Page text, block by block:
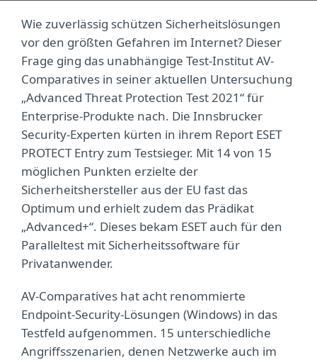
Wie zuverlässig schützen Sicherheitslösungen
vor den größten Gefahren im Internet? Dieser
Frage ging das unabhängige Test-Institut AV-
Comparatives in seiner aktuellen Untersuchung
„Advanced Threat Protection Test 2021“ für
Enterprise-Produkte nach. Die Innsbrucker
Security-Experten kürten in ihrem Report ESET
PROTECT Entry zum Testsieger. Mit 14 von 15
möglichen Punkten erzielte der
Sicherheitshersteller aus der EU fast das
Optimum und erhielt zudem das Prädikat
„Advanced+“. Dieses bekam ESET auch für den
Paralleltest mit Sicherheitssoftware für
Privatanwender.
AV-Comparatives hat acht renommierte
Endpoint-Security-Lösungen (Windows) in das
Testfeld aufgenommen. 15 unterschiedliche
Angriffsszenarien, denen Netzwerke auch im